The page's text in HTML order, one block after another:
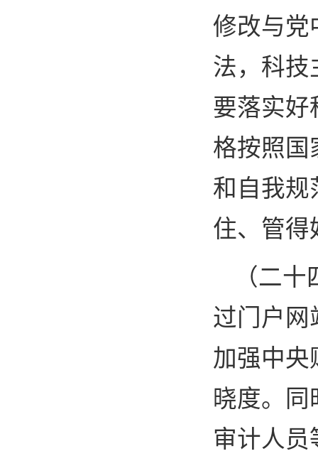
修改与党
法，科技
要落实好
格按照国
和自我规
住、管得
（二
过门户网
加强中央
晓度。
审计人员